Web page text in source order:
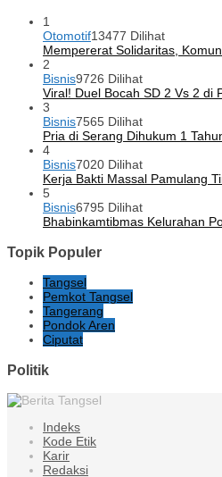
1
Otomotif13477 Dilihat
Mempererat Solidaritas,
2
Bisnis9726 Dilihat
Viral! Duel Bocah SD 2 Vs 2 di
3
Bisnis7565 Dilihat
Pria di Serang Dihukum 1
4
Bisnis7020 Dilihat
Kerja Bakti Massal Pamulang
5
Bisnis6795 Dilihat
Bhabinkamtibmas Kelurahan
Topik Populer
Tangsel
Pemkot Tangsel
Tangerang
Pondok Aren
Ciputat
Politik
Indeks
Kode Etik
Karir
Redaksi